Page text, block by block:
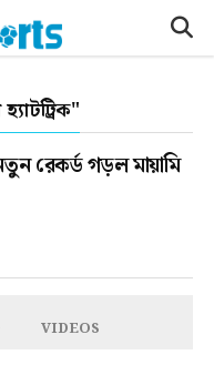
রেকর্ড গড়ল মায়ামি
VIDEOS